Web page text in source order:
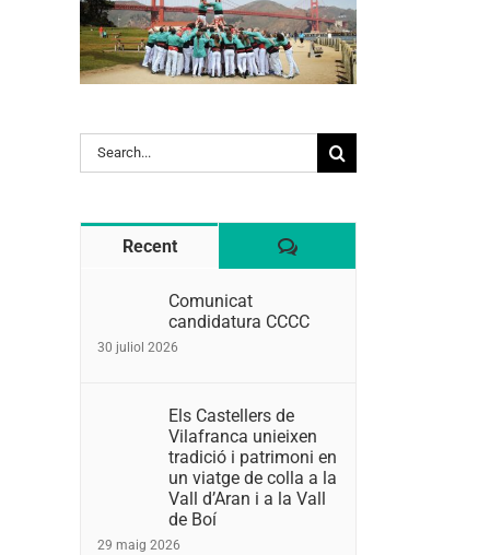
Search
for:
Recent Comentaris
Comunicat
candidatura CCCC
30 juliol 2026
Els Castellers de
Vilafranca unieixen
tradició i patrimoni en
un viatge de colla a la
Vall d’Aran i a la Vall
de Boí
29 maig 2026